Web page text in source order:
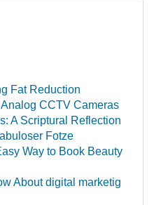
Fat Reduction
CCTV Cameras
A Scriptural Reflection
Fotze
Way to Book Beauty
About digital marketig